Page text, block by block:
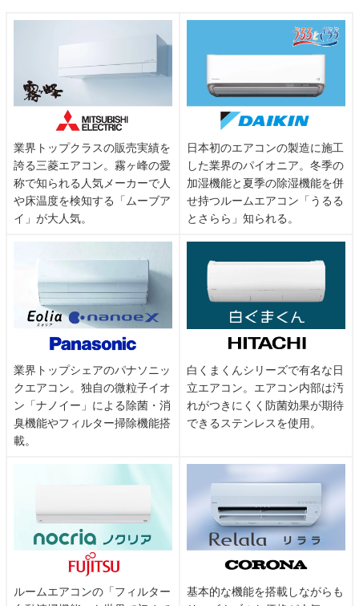
マ行 満久町、三口町、馬渡谷町
ワ行
業界トップクラスの販売実績を
誇る三菱エアコン。霧ヶ峰の愛
称で知られる人気メーカーで人
や床温度を検知する「ムーブア
イ」が大人気。
日本初のエアコンの製造に施工
した業界のパイオニア。冬季の
加湿機能と夏季の除湿機能を併
せ持つルームエアコン「うるる
とさらら」知られる。
業界トップシェアのパナソニッ
クエアコン。独自の微粒子イオ
ン「ナノイー」による除菌・消
臭機能やフィルター掃除機能搭
載。
白くまくんシリーズで有名な日
立エアコン。エアコン内部は汚
れがつきにくく防菌効果が期待
できるステンレスを使用。
ルームエアコンの「フィルター
基本的な機能を搭載しながらも